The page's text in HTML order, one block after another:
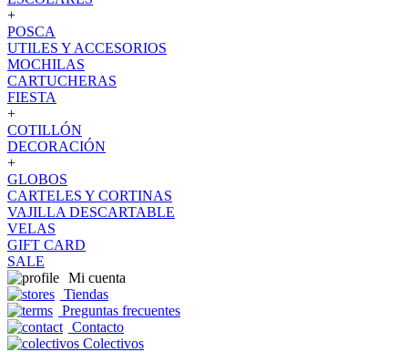
+
POSCA
UTILES Y ACCESORIOS
MOCHILAS
CARTUCHERAS
FIESTA
+
COTILLÓN
DECORACIÓN
+
GLOBOS
CARTELES Y CORTINAS
VAJILLA DESCARTABLE
VELAS
GIFT CARD
SALE
Mi cuenta
Tiendas
Preguntas frecuentes
Contacto
Colectivos